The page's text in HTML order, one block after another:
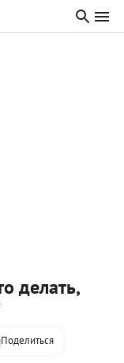
делать,
Поделиться